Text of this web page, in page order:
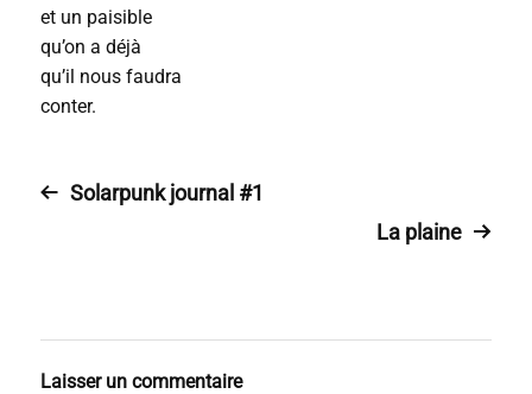
et un paisible
qu’on a déjà
qu’il nous faudra
conter.
Solarpunk journal #1
La plaine
Laisser un commentaire